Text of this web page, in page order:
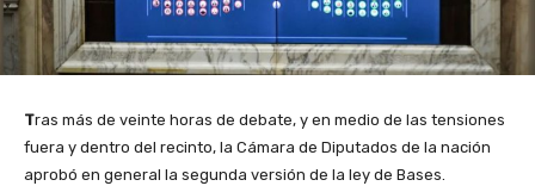
Tras más de veinte horas de debate, y en medio de las tensiones
fuera y dentro del recinto, la Cámara de Diputados de la nación
aprobó en general la segunda versión de la ley de Bases.